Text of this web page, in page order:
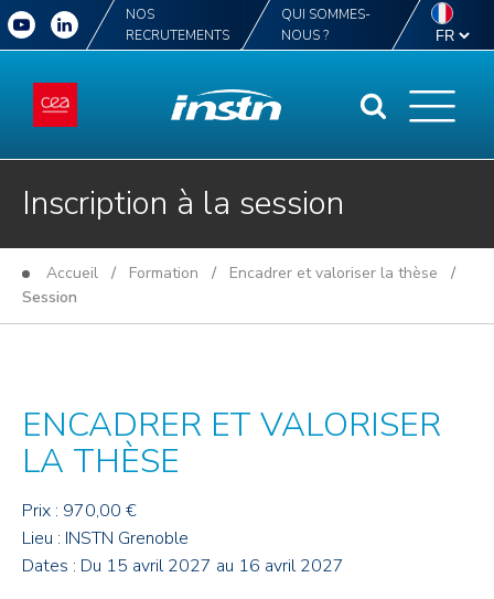
NOS
RECRUTEMENTS
QUI SOMMES-
NOUS ?
Inscription à la session
Accueil / Formation / Encadrer et valoriser la thèse /
Session
ENCADRER ET VALORISER
LA THÈSE
Prix : 970,00 €
Lieu : INSTN Grenoble
Dates : Du 15 avril 2027 au 16 avril 2027